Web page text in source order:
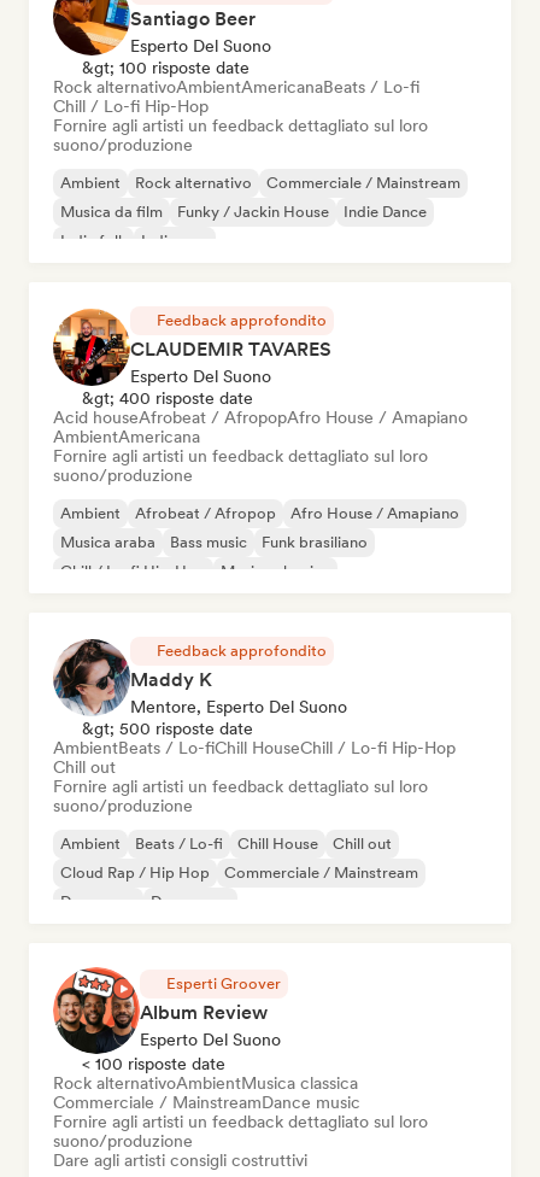
Santiago Beer
Esperto Del Suono
&gt; 100 risposte date
Rock alternativoAmbientAmericanaBeats / Lo-fi
Chill / Lo-fi Hip-Hop
Fornire agli artisti un feedback dettagliato sul loro
suono/produzione
Ambient Rock alternativo
Commerciale / Mainstream
Musica da film
Funky / Jackin House
Indie Dance
Indie folk
Indie pop
Feedback approfondito
CLAUDEMIR TAVARES
Esperto Del Suono
&gt; 400 risposte date
Acid houseAfrobeat / AfropopAfro House / Amapiano
AmbientAmericana
Fornire agli artisti un feedback dettagliato sul loro
suono/produzione
Ambient Afrobeat / Afropop
Afro House / Amapiano
Musica araba
Bass music
Funk brasiliano
Chill / Lo-fi Hip-Hop
Musica classica
Feedback approfondito
Maddy K
Mentore, Esperto Del Suono
&gt; 500 risposte date
AmbientBeats / Lo-fiChill HouseChill / Lo-fi Hip-Hop
Chill out
Fornire agli artisti un feedback dettagliato sul loro
suono/produzione
Ambient Beats / Lo-fi Chill House
Chill out
Cloud Rap / Hip Hop
Commerciale / Mainstream
Danza pop
Dream pop
Esperti Groover
Album Review
Esperto Del Suono
< 100 risposte date
Rock alternativoAmbientMusica classica
Commerciale / MainstreamDance music
Fornire agli artisti un feedback dettagliato sul loro
suono/produzione
Dare agli artisti consigli costruttivi